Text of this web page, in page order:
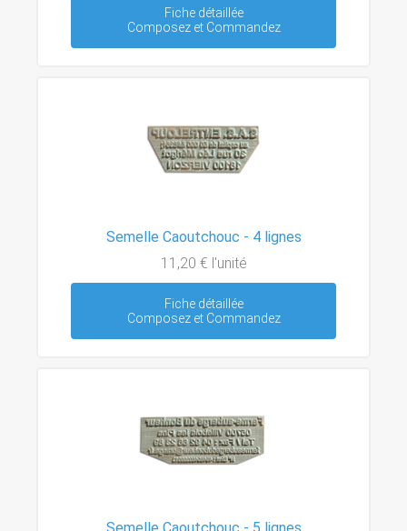
Fiche détaillée
Composez et Commandez
Semelle Caoutchouc - 4 lignes
11,20 € l'unité
Fiche détaillée
Composez et Commandez
Semelle Caoutchouc - 5 lignes